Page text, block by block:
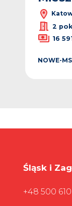
2
16
NOWE-
Śląsk i
+48 500 610